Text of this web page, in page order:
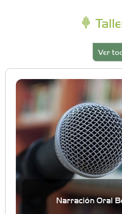
Ver
Narración Oral